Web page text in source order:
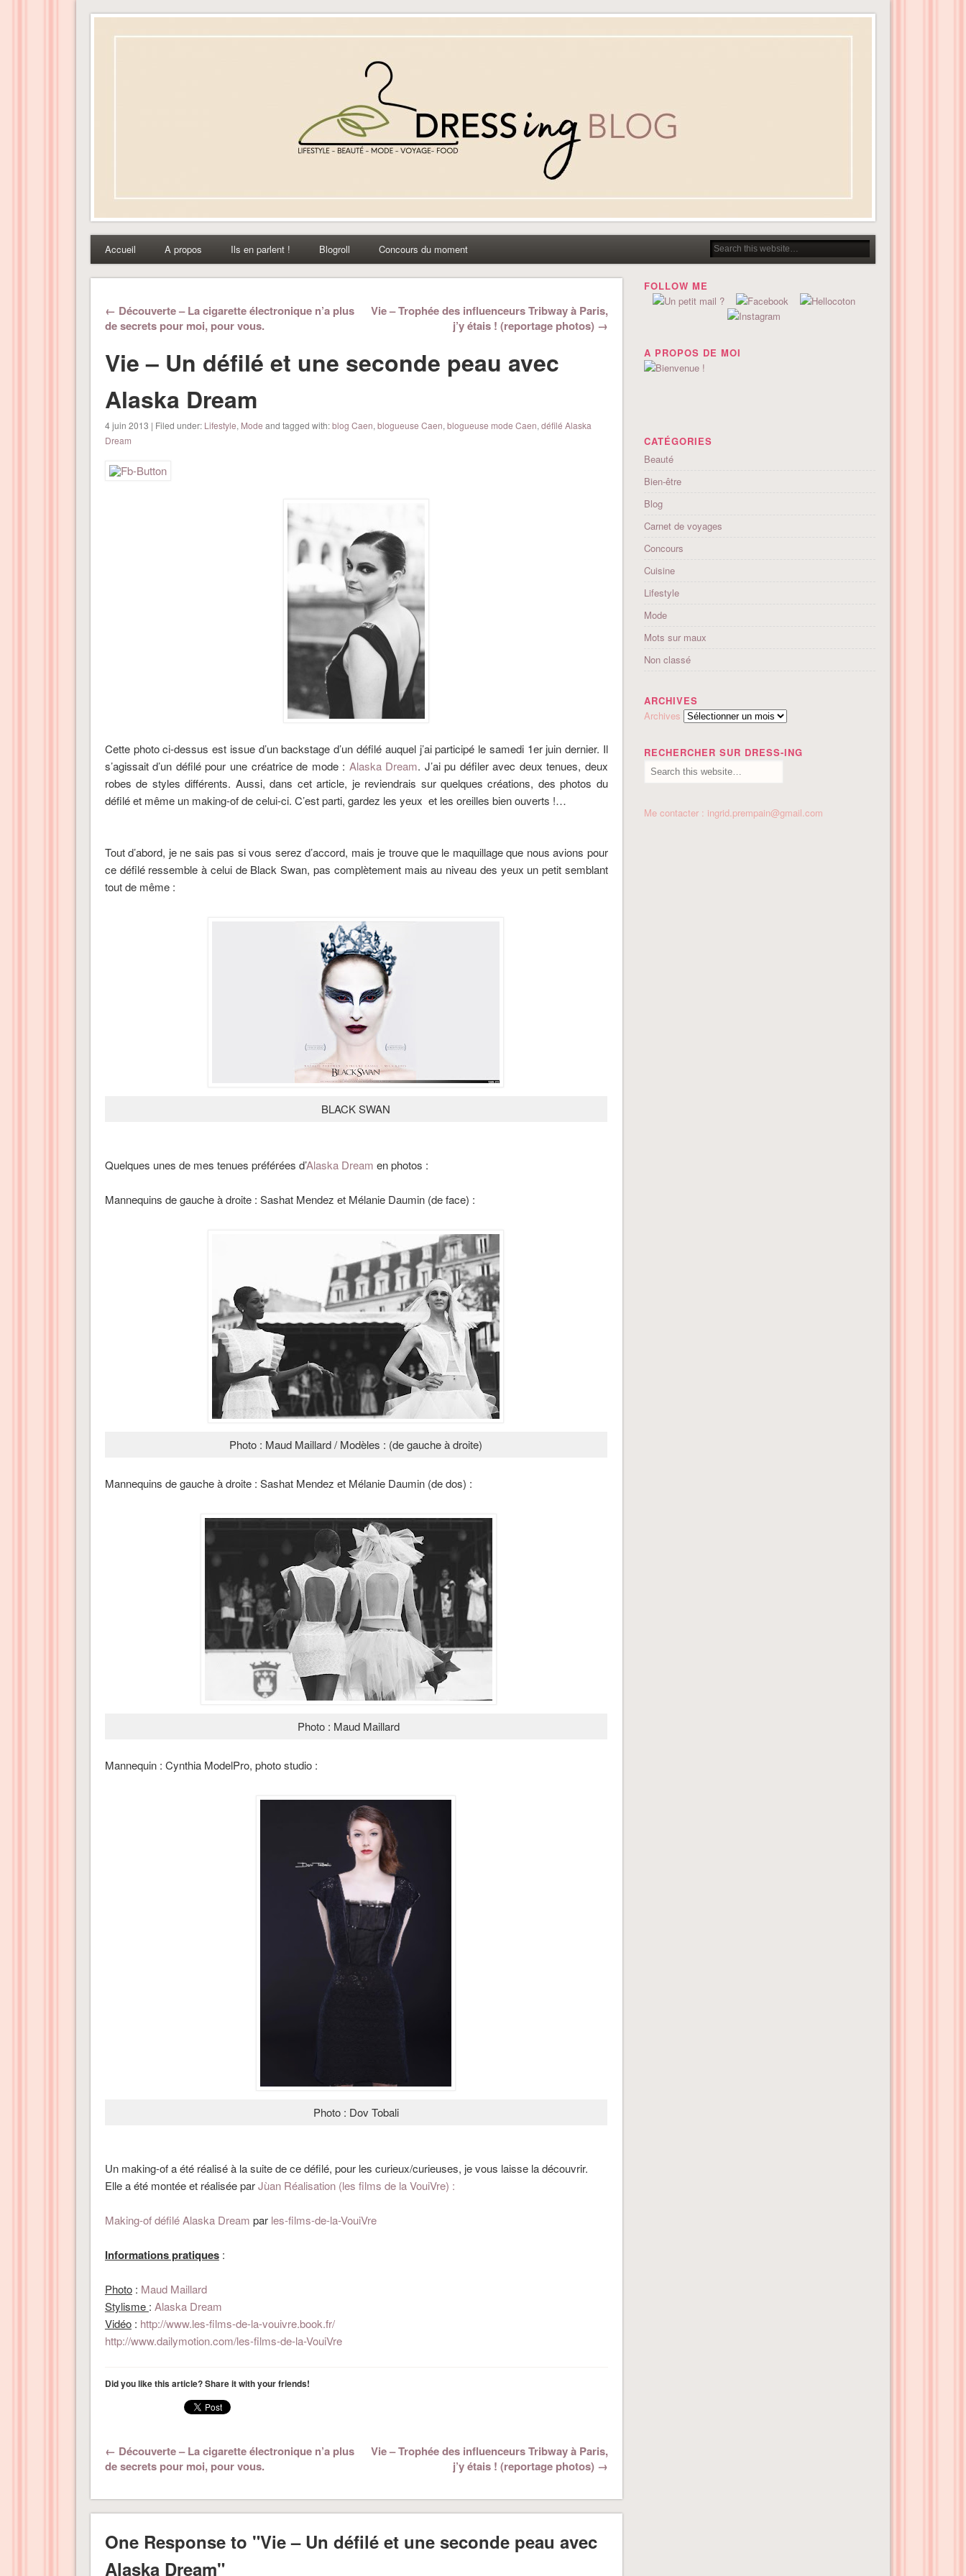
Dress-ing – Blog lifestyle beauté mode à Caen
Accueil A propos Ils en parlent ! Blogroll Concours du moment
← Découverte – La cigarette électronique n’a plus
de secrets pour moi, pour vous.
Vie – Trophée des influenceurs Tribway à Paris,
j’y étais ! (reportage photos) →
Vie – Un défilé et une seconde peau avec
Alaska Dream
4 juin 2013 | Filed under: Lifestyle, Mode and tagged with:blog Caen, blogueuse Caen, blogueuse mode Caen, défilé Alaska
Dream
Cette photo ci-dessus est issue d’un backstage d’un défilé auquel j’ai participé le samedi 1er juin dernier. Il
s’agissait d’un défilé pour une créatrice de mode : Alaska Dream. J’ai pu défiler avec deux tenues, deux
robes de styles différents. Aussi, dans cet article, je reviendrais sur quelques créations, des photos du
défilé et même un making-of de celui-ci. C’est parti, gardez les yeux et les oreilles bien ouverts !…
Tout d’abord, je ne sais pas si vous serez d’accord, mais je trouve que le maquillage que nous avions pour
ce défilé ressemble à celui de Black Swan, pas complètement mais au niveau des yeux un petit semblant
tout de même :
BLACK SWAN
Quelques unes de mes tenues préférées d’Alaska Dream en photos :
Mannequins de gauche à droite : Sashat Mendez et Mélanie Daumin (de face) :
Photo : Maud Maillard / Modèles : (de gauche à droite)
Mannequins de gauche à droite : Sashat Mendez et Mélanie Daumin (de dos) :
Photo : Maud Maillard
Mannequin : Cynthia ModelPro, photo studio :
Photo : Dov Tobali
Un making-of a été réalisé à la suite de ce défilé, pour les curieux/curieuses, je vous laisse la découvrir.
Elle a été montée et réalisée parJùan Réalisation (les films de la VouiVre) :
Making-of défilé Alaska Dream par les-films-de-la-VouiVre
Informations pratiques:
Photo: Maud Maillard
Stylisme : Alaska Dream
Vidéo: http://www.les-films-de-la-vouivre.book.fr/
http://www.dailymotion.com/les-films-de-la-VouiVre
Did you like this article? Share it with your friends!
← Découverte – La cigarette électronique n’a plus
de secrets pour moi, pour vous.
Vie – Trophée des influenceurs Tribway à Paris,
j’y étais ! (reportage photos) →
One Response to "Vie – Un défilé et une seconde peau avec
Alaska Dream"
FOLLOW ME
A PROPOS DE MOI
CATÉGORIES
Beauté
Bien-être
Blog
Carnet de voyages
Concours
Cuisine
Lifestyle
Mode
Mots sur maux
Non classé
ARCHIVES
Archives
RECHERCHER SUR DRESS-ING
Me contacter : ingrid.prempain@gmail.com